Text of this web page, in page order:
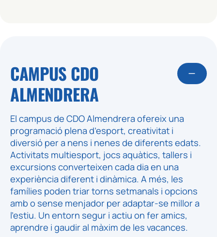
CAMPUS CDO
ALMENDRERA
El campus deCDO Almendreraofereix una
programació plena d’esport, creativitat i
diversió per a nens i nenes de diferents edats.
Activitats multiesport, jocs aquàtics, tallers i
excursions converteixen cada dia en una
experiència diferent i dinàmica. A més, les
famílies poden triar torns setmanals i opcions
amb o sense menjador per adaptar-se millor a
l’estiu. Un entorn segur i actiu on fer amics,
aprendre i gaudir al màxim de les vacances.